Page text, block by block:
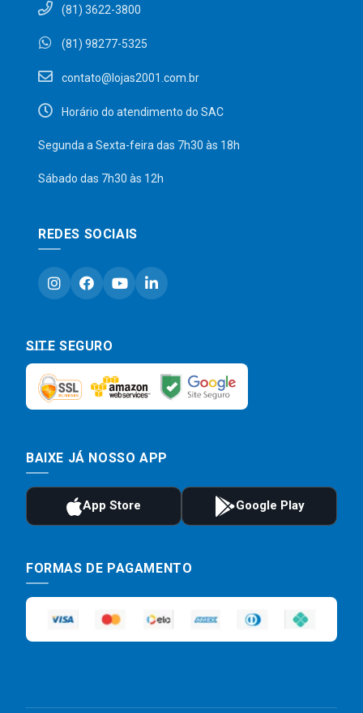
(81) 3622-3800
(81) 98277-5325
contato@lojas2001.com.br
Horário do atendimento do SAC
Segunda a Sexta-feira das 7h30 às 18h
Sábado das 7h30 às 12h
REDES SOCIAIS
SITE SEGURO
BAIXE JÁ NOSSO APP
FORMAS DE PAGAMENTO